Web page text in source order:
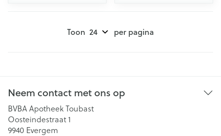
Toon per pagina
Neem contact met ons op
BVBA Apotheek Toubast
Oosteindestraat 1
9940 Evergem